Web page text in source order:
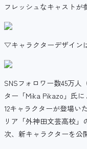
フレッシュなキャストが
▽キャラクターデザイン
SNSフォロワー数45万人
ター「Mika Pikazo」氏
12キャラクターが登場い
リア「外神田文芸高校
次、新キャラクターを公